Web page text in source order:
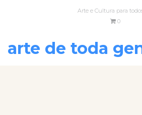
Arte e Cultura para
0
arte de toda